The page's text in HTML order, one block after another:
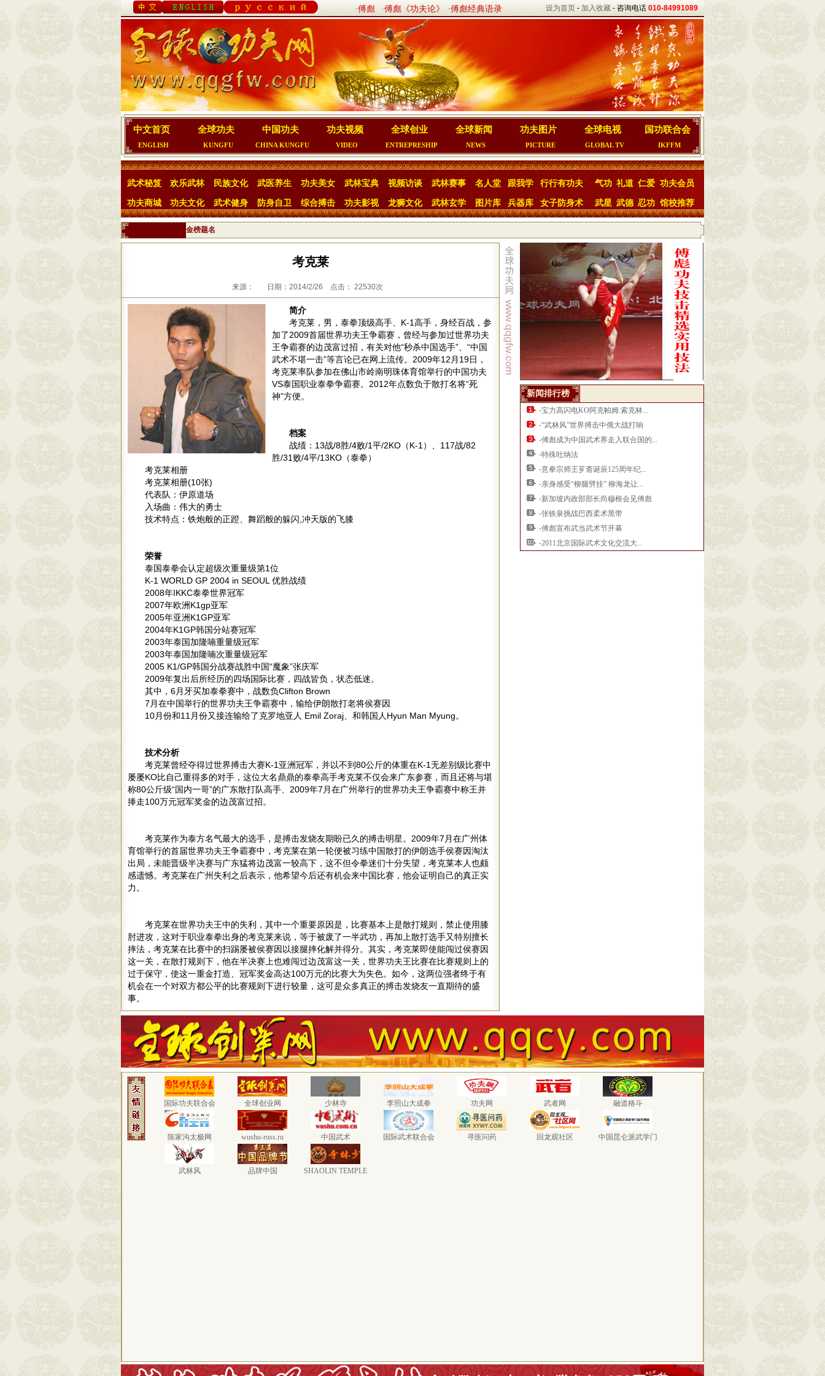
·傅彪 ·傅彪《功夫论》 ·傅彪经典语录 设为首页 - 加入收藏 - 咨询电话 010-84991089
中文首页
ENGLISH
全球功夫
KUNGFU
中国功夫
CHINA KUNGFU
功夫视频
VIDEO
全球创业
ENTREPRESHIP
全球新闻
NEWS
功夫图片
PICTURE
全球电视
GLOBAL TV
国功联合会
IKFFM
武术秘笈 欢乐武林 民族文化 武医养生 功夫美女 武林宝典 视频访谈 武林赛事 名人堂 跟我学 行行有功夫 气功 礼道 仁爱 功夫会员
功夫商城 功夫文化 武术健身 防身自卫 综合搏击 功夫影视 龙狮文化 武林玄学 图片库 兵器库 女子防身术 武星 武德 忍功 馆校推荐
金榜题名
考克莱
来源： 日期：2014/2/26 点击： 22530次
简介
考克莱，男，泰拳顶级高手、K-1高手，身经百战，参
加了2009首届世界功夫王争霸赛，曾经与参加过世界功夫
王争霸赛的边茂富过招，有关对他“秒杀中国选手”、“中国
武术不堪一击”等言论已在网上流传。2009年12月19日，
考克莱率队参加在佛山市岭南明珠体育馆举行的中国功夫
VS泰国职业泰拳争霸赛。2012年点数负于散打名将“死
神”方便。
档案
战绩：13战/8胜/4败/1平/2KO（K-1）、117战/82
胜/31败/4平/13KO（泰拳）
考克莱相册
考克莱相册(10张)
代表队：伊原道场
入场曲：伟大的勇士
技术特点：铁炮般的正蹬、舞蹈般的躲闪,冲天版的飞膝
荣誉
泰国泰拳会认定超级次重量级第1位
K-1 WORLD GP 2004 in SEOUL 优胜战绩
2008年IKKC泰拳世界冠军
2007年欧洲K1gp亚军
2005年亚洲K1GP亚军
2004年K1GP韩国分站赛冠军
2003年泰国加隆喃重量级冠军
2003年泰国加隆喃次重量级冠军
2005 K1/GP韩国分战赛战胜中国“魔象”张庆军
2009年复出后所经历的四场国际比赛，四战皆负，状态低迷。
其中，6月牙买加泰拳赛中，战数负Clifton Brown
7月在中国举行的世界功夫王争霸赛中，输给伊朗散打老将侯赛因
10月份和11月份又接连输给了克罗地亚人 Emil Zoraj、和韩国人Hyun Man Myung。
技术分析
考克莱曾经夺得过世界搏击大赛K-1亚洲冠军，并以不到80公斤的体重在K-1无差别级比赛中
屡屡KO比自己重得多的对手，这位大名鼎鼎的泰拳高手考克莱不仅会来广东参赛，而且还将与堪
称80公斤级“国内一哥”的广东散打队高手、2009年7月在广州举行的世界功夫王争霸赛中称王并
捧走100万元冠军奖金的边茂富过招。
考克莱作为泰方名气最大的选手，是搏击发烧友期盼已久的搏击明星。2009年7月在广州体
育馆举行的首届世界功夫王争霸赛中，考克莱在第一轮便被习练中国散打的伊朗选手侯赛因淘汰
出局，未能晋级半决赛与广东猛将边茂富一较高下，这不但令拳迷们十分失望，考克莱本人也颇
感遗憾。考克莱在广州失利之后表示，他希望今后还有机会来中国比赛，他会证明自己的真正实
力。
考克莱在世界功夫王中的失利，其中一个重要原因是，比赛基本上是散打规则，禁止使用膝
肘进攻，这对于职业泰拳出身的考克莱来说，等于被废了一半武功，再加上散打选手又特别擅长
摔法，考克莱在比赛中的扫踢屡被侯赛因以接腿摔化解并得分。其实，考克莱即使能闯过侯赛因
这一关，在散打规则下，他在半决赛上也难闯过边茂富这一关，世界功夫王比赛在比赛规则上的
过于保守，使这一重金打造、冠军奖金高达100万元的比赛大为失色。如今，这两位强者终于有
机会在一个对双方都公平的比赛规则下进行较量，这可是众多真正的搏击发烧友一直期待的盛
事。
新闻排行榜
·宝力高闪电KO阿克帕姆.索克林...
·“武林风”世界搏击中俄大战打响
·傅彪成为中国武术界走入联合国的...
·特殊吐纳法
·意拳宗师王芗斋诞辰125周年纪...
·亲身感受“柳腿劈挂” 柳海龙让...
·新加坡内政部部长尚穆根会见傅彪
·张铁泉挑战巴西柔术黑带
·傅彪宣布武当武术节开幕
·2011北京国际武术文化交流大...
国际功夫联合会 全球创业网 少林寺 李照山大成拳 功夫网 武者网 融道格斗
陈家沟太极网 wushu-russ.ru 中国武术 国际武术联合会 寻医问药 回龙观社区 中国昆仑派武学门
武林风 品牌中国 SHAOLIN TEMPLE